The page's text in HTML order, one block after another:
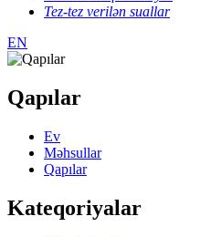
Tez-tez verilən suallar
EN
Qapılar
Ev
Məhsullar
Qapılar
Kateqoriyalar